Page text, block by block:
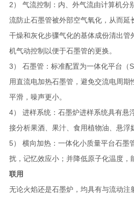
2） 气流控制：内、外气流由计算机分
流防止石墨管被外部空气氧化，从而延
干燥和灰化步骤气化的基体成份清出管
机气动控制以便于石墨管的更换。
3） 石墨管：标准配置为一体化平台（
用直流电加热石墨管，避免交流电周期
平滑，噪声更小。
4） 进样系统：石墨炉进样系统具有悬
接分析果酒、果汁、食用植物油、悬浮
5） 横向加热：一体化小质量平台石墨
扰，记忆效应小；并降低原子化温度，
联用
无论火焰还是石墨炉，均具有与流动注